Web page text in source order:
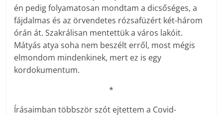
én pedig folyamatosan mondtam a dicsőséges, a
fájdalmas és az örvendetes rózsafüzért két-három
órán át. Szakrálisan mentettük a város lakóit.
Mátyás atya soha nem beszélt erről, most mégis
elmondom mindenkinek, mert ez is egy
kordokumentum.
*
Írásaimban többször szót ejtettem a Covid-